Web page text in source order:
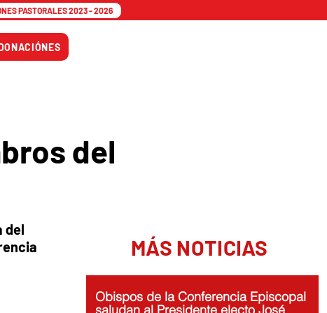
PASTORALES 2023 - 2026
del
del
MÁS NOTICIAS
Obispos de la Conferencia Episcopal